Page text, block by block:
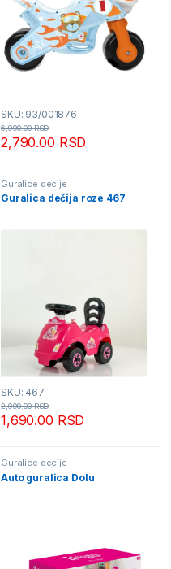
SKU: 93/001876
2,790.00 RSD
6,990.00RSD
Guralice decije
Guralica dečija roze 467
SKU: 467
1,690.00 RSD
2,990.00RSD
Guralice decije
Auto guralica Dolu